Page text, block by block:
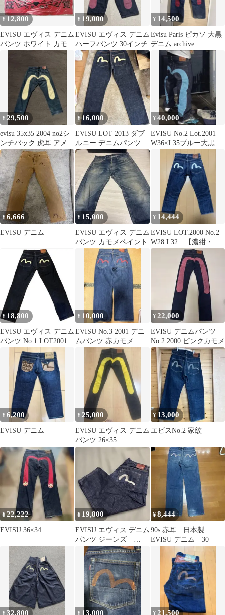
¥12,800
EVISU エヴィス デニム
パンツ ホワイト カモメ
¥ 19,000
EVISU エヴィス デニム
ハーフパンツ 30インチ
¥ 14,500
Evisu Paris ピカソ 大黒
デニム archive
¥ 29,500
evisu 35x35 2004 no2シ
ンチバック 虎耳 アメカ
ジ古着
¥16,000
EVISU LOT 2013 ダブ
ルニー デニムパンツ
30x35
¥40,000
EVISU No.2 Lot.2001
W36×L35ブルー大黒
ビッグカモメ
¥6,666
EVISU デニム
¥ 15,000
EVISU エヴィス デニム
パンツ カモメペイント
¥ 14,444
EVISU LOT.2000 No.2
W28 L32 【濃紺・白
カモメ・赤耳】
¥ 18,800
EVISU エヴィス デニム
パンツ No.1 LOT2001
¥ 10,000
EVISU No.3 2001 デニ
ムパンツ 赤カモメ
¥22,000
EVISU デニムパンツ
No.2 2000 ピンクカモメ
¥6,200
EVISU デニム
¥25,000
EVISU エヴィス デニム
パンツ 26×35
¥13,000
エビスNo.2 家紋
¥22,222
EVISU 36×34
¥ 19,800
EVISU エヴィス デニム
パンツ ジーンズ
3XL(4L)
¥8,444
90s 赤耳 日本製
EVISU デニム 30
¥32,800 ¥ 13,000 ¥ 21,500